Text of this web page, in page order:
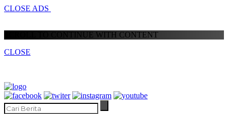
CLOSE ADS
SCROLL TO CONTINUE WITH CONTENT
CLOSE